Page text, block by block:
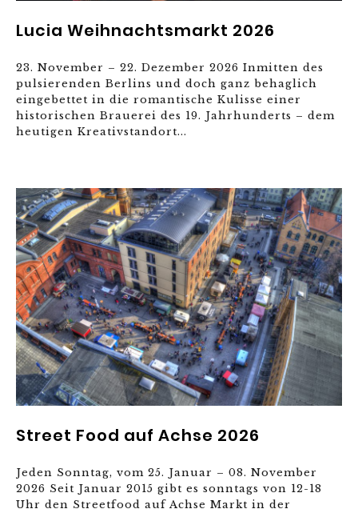
Lucia Weihnachtsmarkt 2026
23. November – 22. Dezember 2026 Inmitten des
pulsierenden Berlins und doch ganz behaglich
eingebettet in die romantische Kulisse einer
historischen Brauerei des 19. Jahrhunderts – dem
heutigen Kreativstandort...
Street Food auf Achse 2026
Jeden Sonntag, vom 25. Januar – 08. November
2026 Seit Januar 2015 gibt es sonntags von 12-18
Uhr den Streetfood auf Achse Markt in der